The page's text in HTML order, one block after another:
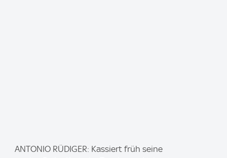
ANTONIO RÜDIGER: Kassiert früh seine